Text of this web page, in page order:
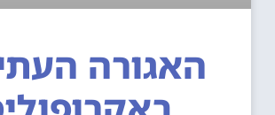
האגורה העתיקה